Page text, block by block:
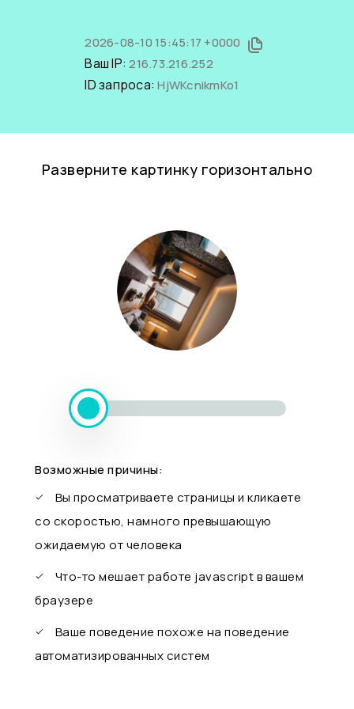
2026-08-10 15:45:17 +0000
Ваш IP:216.73.216.252
ID запроса:HjWKcnikmKo1
Разверните картинку горизонтально
Возможные причины:
Вы просматриваете страницы и кликаете
со скоростью, намного превышающую
ожидаемую от человека
Что-то мешает работе javascript в вашем
браузере
Ваше поведение похоже на поведение
автоматизированных систем